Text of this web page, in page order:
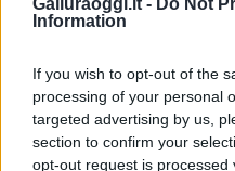
Galluraoggi.it - Do Not
Information
If you wish to opt-out of the
processing of your personal
targeted advertising by us,
section to confirm your
opt-out request is processed
Calangianus,
Gallura, finti
50mila nel